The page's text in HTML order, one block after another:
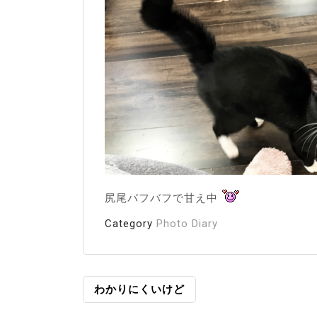
尻尾バフバフで甘え中
Category Photo Diary
投
わかりにくいけど